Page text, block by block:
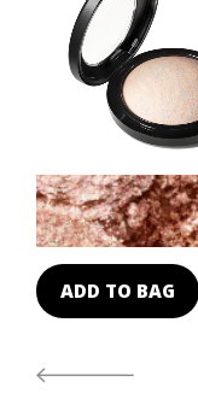
ADD TO BAG